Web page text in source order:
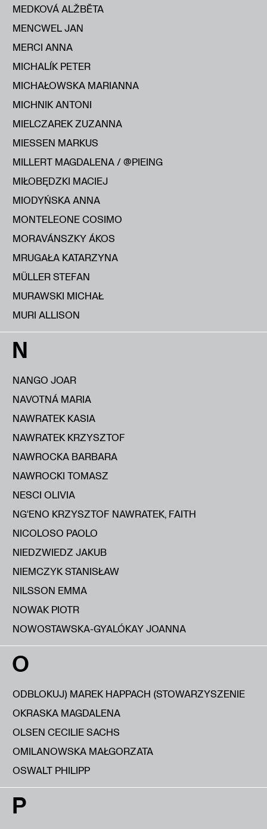
MEDKOVÁ ALŽBĔTA
MENCWEL JAN
MERCI ANNA
MICHALÍK PETER
MICHAŁOWSKA MARIANNA
MICHNIK ANTONI
MIELCZAREK ZUZANNA
MIESSEN MARKUS
MILLERT MAGDALENA / @PIEING
MIŁOBĘDZKI MACIEJ
MIODYŃSKA ANNA
MONTELEONE COSIMO
MORAVÁNSZKY ÁKOS
MRUGAŁA KATARZYNA
MÜLLER STEFAN
MURAWSKI MICHAŁ
MURI ALLISON
N
NANGO JOAR
NAVOTNÁ MARIA
NAWRATEK KASIA
NAWRATEK KRZYSZTOF
NAWROCKA BARBARA
NAWROCKI TOMASZ
NESCI OLIVIA
NG'ENO KRZYSZTOF NAWRATEK, FAITH
NICOLOSO PAOLO
NIEDZWIEDZ JAKUB
NIEMCZYK STANISŁAW
NILSSON EMMA
NOWAK PIOTR
NOWOSTAWSKA-GYALÓKAY JOANNA
O
ODBLOKUJ) MAREK HAPPACH (STOWARZYSZENIE
OKRASKA MAGDALENA
OLSEN CECILIE SACHS
OMILANOWSKA MAŁGORZATA
OSWALT PHILIPP
P